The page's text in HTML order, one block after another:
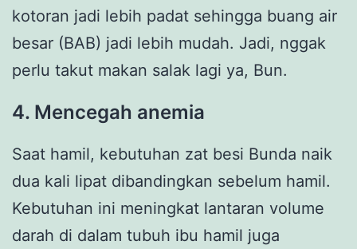
kotoran jadi lebih padat sehingga buang air
besar (BAB) jadi lebih mudah. Jadi, nggak
perlu takut makan salak lagi ya, Bun.
4. Mencegah anemia
Saat hamil, kebutuhan zat besi Bunda naik
dua kali lipat dibandingkan sebelum hamil.
Kebutuhan ini meningkat lantaran volume
darah di dalam tubuh ibu hamil juga